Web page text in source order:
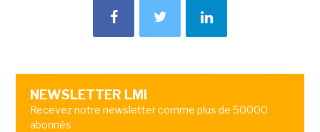
NEWSLETTER LMI
Recevez notre newsletter comme plus de 50000
abonnés